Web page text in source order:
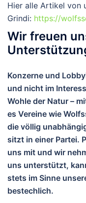
Hier alle Artikel von
Grindi: https://
Wir freuen
Konzerne und
und nicht im
Wohle der Natur –
es Vereine wie
die völlig
sitzt in einer Partei.
uns mit und wir
uns unterstützt,
stets im Sinne
bestechlich.